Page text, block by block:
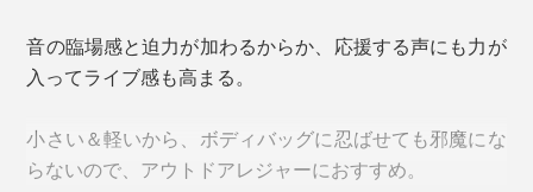
ち運べます。
おすすめの使い方は、2台を同時に接続する「ステレオ
［Bluetoothのバージョンごとのアップデート内容］
・Ver 5.0／Ver.4.0に比べて、データ転送速度が約2倍、
通信範囲が約4倍に向上
音の臨場感と迫力が加わるからか、応援する声にも力が
入ってライブ感も高まる。
小さい＆軽いから、ボディバッグに忍ばせても邪魔にな
らないので、アウトドアレジャーにおすすめ。